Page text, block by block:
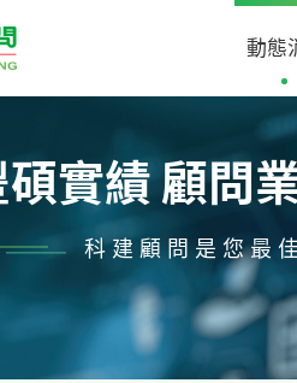
動態
碩實績 顧問
科建顧問是您最